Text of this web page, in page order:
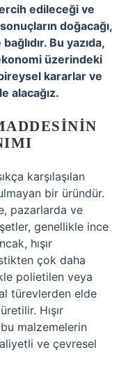
edileceği ve
doğacağı,
Bu yazıda,
üzerindeki
kararlar ve
alacağız.
karşılaşılan
bir üründür.
pazarlarda ve
genellikle ince
hışır
çok daha
polietilen veya
türevlerden elde
Hışır
malzemelerin
ve çevresel